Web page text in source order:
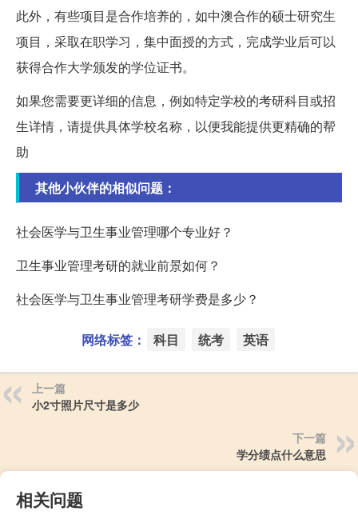
此外，有些项目是合作培养的，如中澳合作的硕士研究生
项目，采取在职学习，集中面授的方式，完成学业后可以
获得合作大学颁发的学位证书。
如果您需要更详细的信息，例如特定学校的考研科目或招
生详情，请提供具体学校名称，以便我能提供更精确的帮
助
其他小伙伴的相似问题：
社会医学与卫生事业管理哪个专业好？
卫生事业管理考研的就业前景如何？
社会医学与卫生事业管理考研学费是多少？
网络标签： 科目 统考 英语
上一篇
小2寸照片尺寸是多少
下一篇
学分绩点什么意思
相关问题